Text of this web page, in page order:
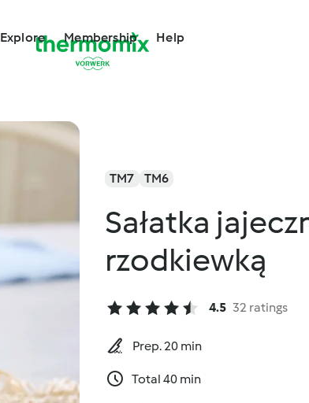
Explore Membership Help
TM7 TM6
Sałatka
rzodkiewką
4.5 32 ratings
Prep. 20 min
Total 40 min